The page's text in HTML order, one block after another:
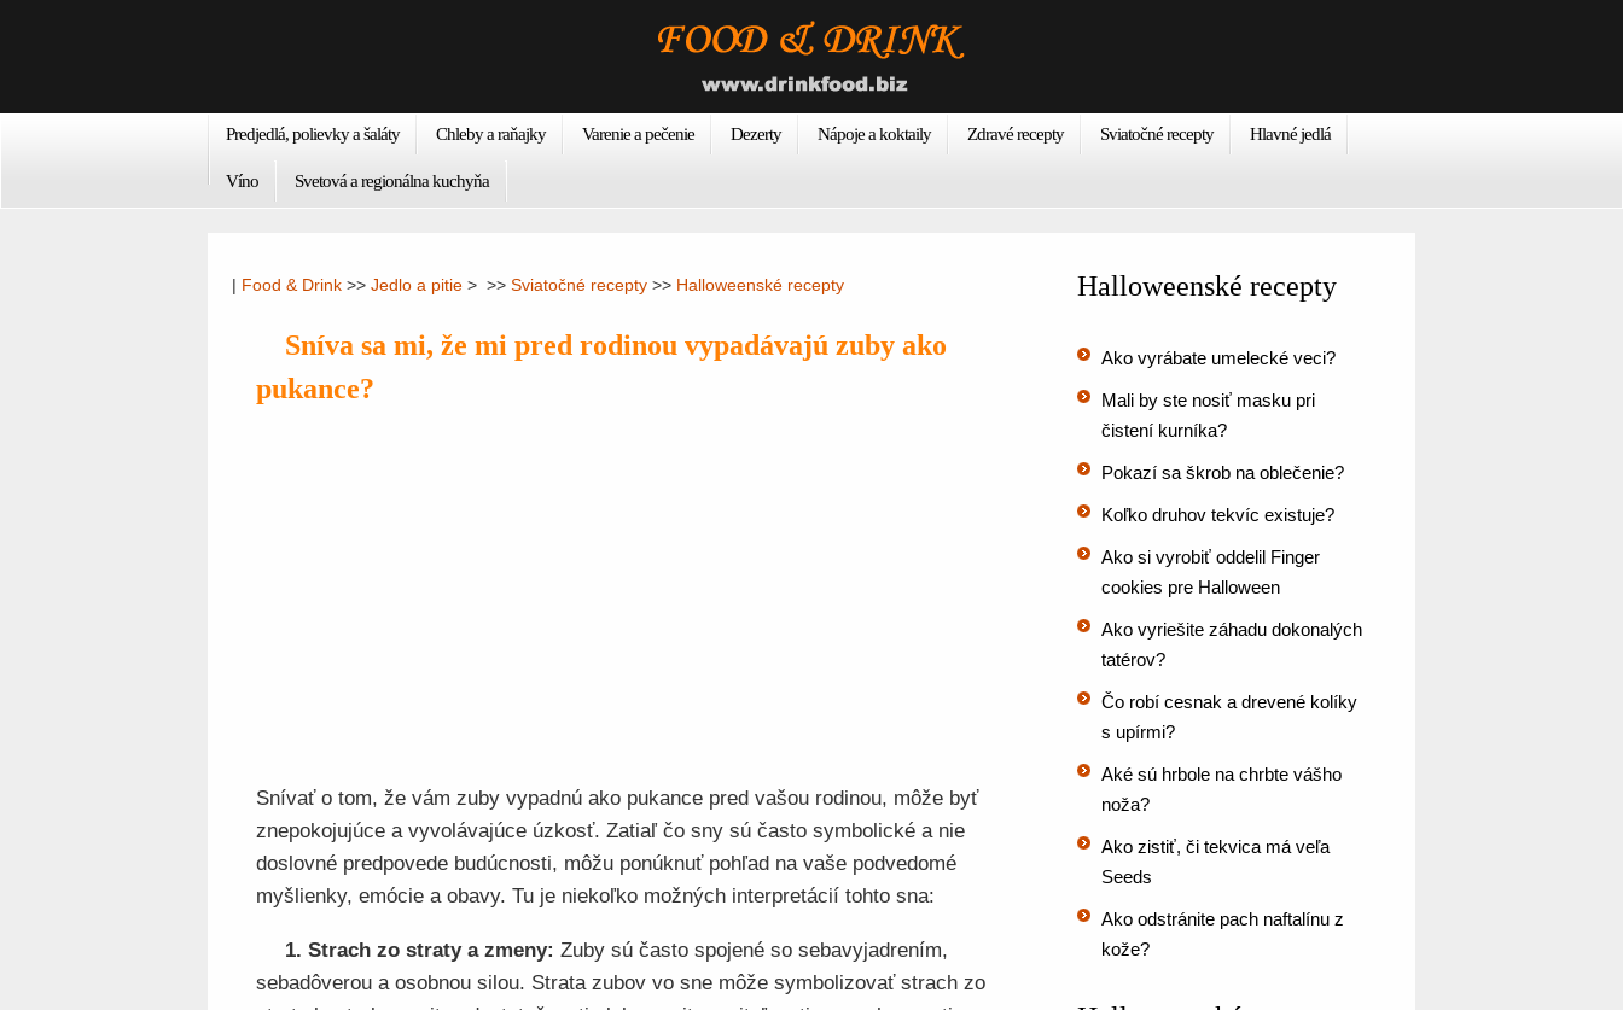
Predjedlá, polievky a šaláty Chleby a raňajky Varenie a pečenie Dezerty Nápoje a koktaily Zdravé recepty Sviatočné recepty Hlavné jedlá
Víno Svetová a regionálna kuchyňa
| Food & Drink >> Jedlo a pitie > >> Sviatočné recepty >> Halloweenské recepty
Sníva sa mi, že mi pred rodinou vypadávajú zuby ako
pukance?
Snívať o tom, že vám zuby vypadnú ako pukance pred vašou rodinou, môže byť
znepokojujúce a vyvolávajúce úzkosť. Zatiaľ čo sny sú často symbolické a nie
doslovné predpovede budúcnosti, môžu ponúknuť pohľad na vaše podvedomé
myšlienky, emócie a obavy. Tu je niekoľko možných interpretácií tohto sna:
1. Strach zo straty a zmeny: Zuby sú často spojené so sebavyjadrením,
sebadôverou a osobnou silou. Strata zubov vo sne môže symbolizovať strach zo
Halloweenské recepty
Ako vyrábate umelecké veci?
Mali by ste nosiť masku pri
čistení kurníka?
Pokazí sa škrob na oblečenie?
Koľko druhov tekvíc existuje?
Ako si vyrobiť oddelil Finger
cookies pre Halloween
Ako vyriešite záhadu dokonalých
tatérov?
Čo robí cesnak a drevené kolíky
s upírmi?
Aké sú hrbole na chrbte vášho
noža?
Ako zistiť, či tekvica má veľa
Seeds
Ako odstránite pach naftalínu z
kože?